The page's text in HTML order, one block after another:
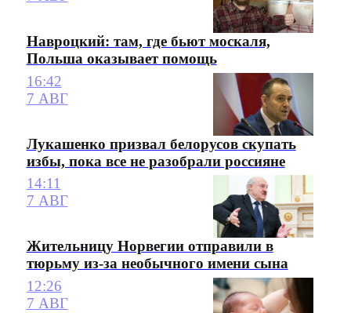
Навроцкий: там, где бьют москаля,
Польша оказывает помощь
16:42
7 АВГ
Лукашенко призвал белорусов скупать
избы, пока все не разобрали россияне
14:11
7 АВГ
Жительницу Норвегии отправили в
тюрьму из-за необычного имени сына
12:26
7 АВГ